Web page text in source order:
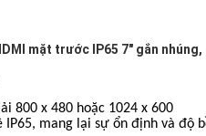
mặt trước IP65 7" gắn
800 x 480 hoặc 1024 x 600
mang lại sự ổn định và độ